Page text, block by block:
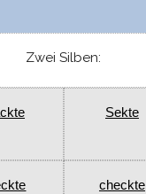
Zwei Silben:
Sekte
checkte